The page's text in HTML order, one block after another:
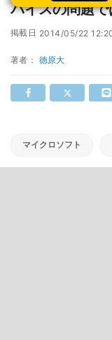
バイスの問題
掲載日 2014/05/22
著者： 徳原大
マイクロソフト